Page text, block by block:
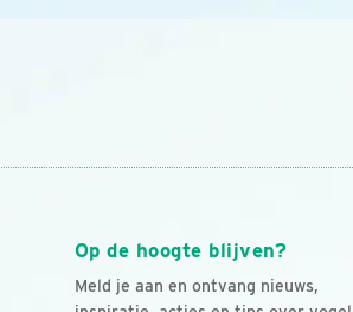
Op de hoogte blijven?
Meld je aan en ontvang nieuws,